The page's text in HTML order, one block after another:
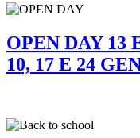
OPEN DAY 13
10, 17 E 24